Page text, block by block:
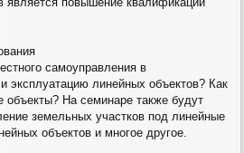
самоуправления в
эксплуатацию линейных объектов? Как
объекты? На семинаре также будут
земельных участков под линейные
объектов и многое другое.